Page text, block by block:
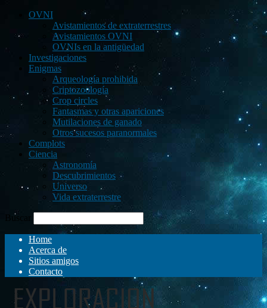
OVNI
Avistamientos de extraterrestres
Avistamientos OVNI
OVNIs en la antigüedad
Investigaciones
Enigmas
Arqueología prohibida
Criptozoología
Crop circles
Fantasmas y otras apariciones
Mutilaciones de ganado
Otros sucesos paranormales
Complots
Ciencia
Astronomía
Descubrimientos
Universo
Vida extraterrestre
Buscar
Home
Acerca de
Sitios amigos
Contacto